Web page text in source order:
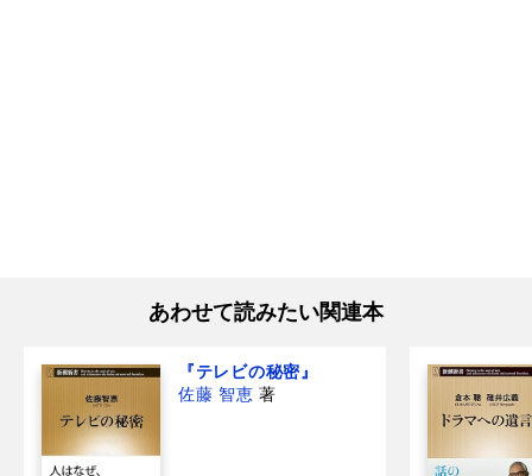
あわせて読みたい関連本
『テレビの秘密』
佐藤 智恵 著